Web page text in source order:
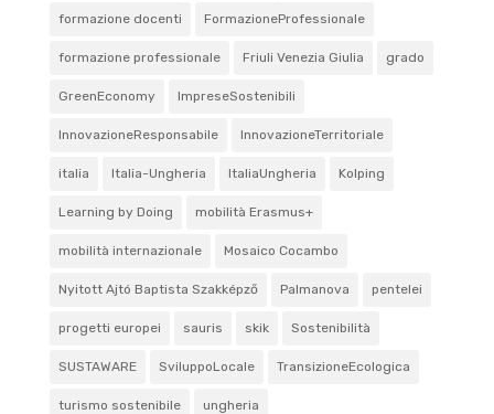
formazione docenti FormazioneProfessionale
formazione professionale Friuli Venezia Giulia grado
GreenEconomy ImpreseSostenibili
InnovazioneResponsabile InnovazioneTerritoriale
italia Italia-Ungheria ItaliaUngheria Kolping
Learning by Doing mobilità Erasmus+
mobilità internazionale Mosaico Cocambo
Nyitott Ajtó Baptista Szakképző Palmanova pentelei
progetti europei sauris skik Sostenibilità
SUSTAWARE SviluppoLocale TransizioneEcologica
turismo sostenibile ungheria